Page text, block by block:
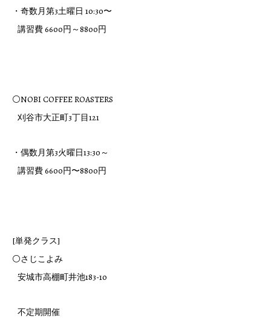
・奇数月第3土曜日 10:30〜
講習費 6600円～8800円
⚪NOBI COFFEE ROASTERS
刈谷市大正町3丁目121
・偶数月第3火曜日13:30～
講習費 6600円〜8800円
[単発クラス]
⚪さじこよみ
安城市高棚町井池183-10
不定期開催